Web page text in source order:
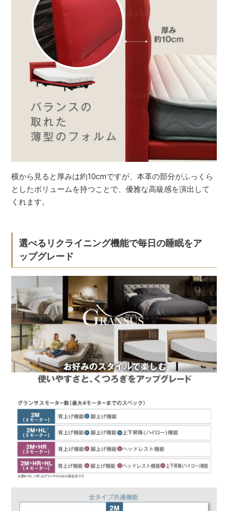
横から見ると厚みは約10cmですが、本革の部分がふっくら
としたボリュームを持つことで、優雅な高級感を演出して
くれます。
選べるリクライニング機能で毎日の睡眠をア
ップグレード